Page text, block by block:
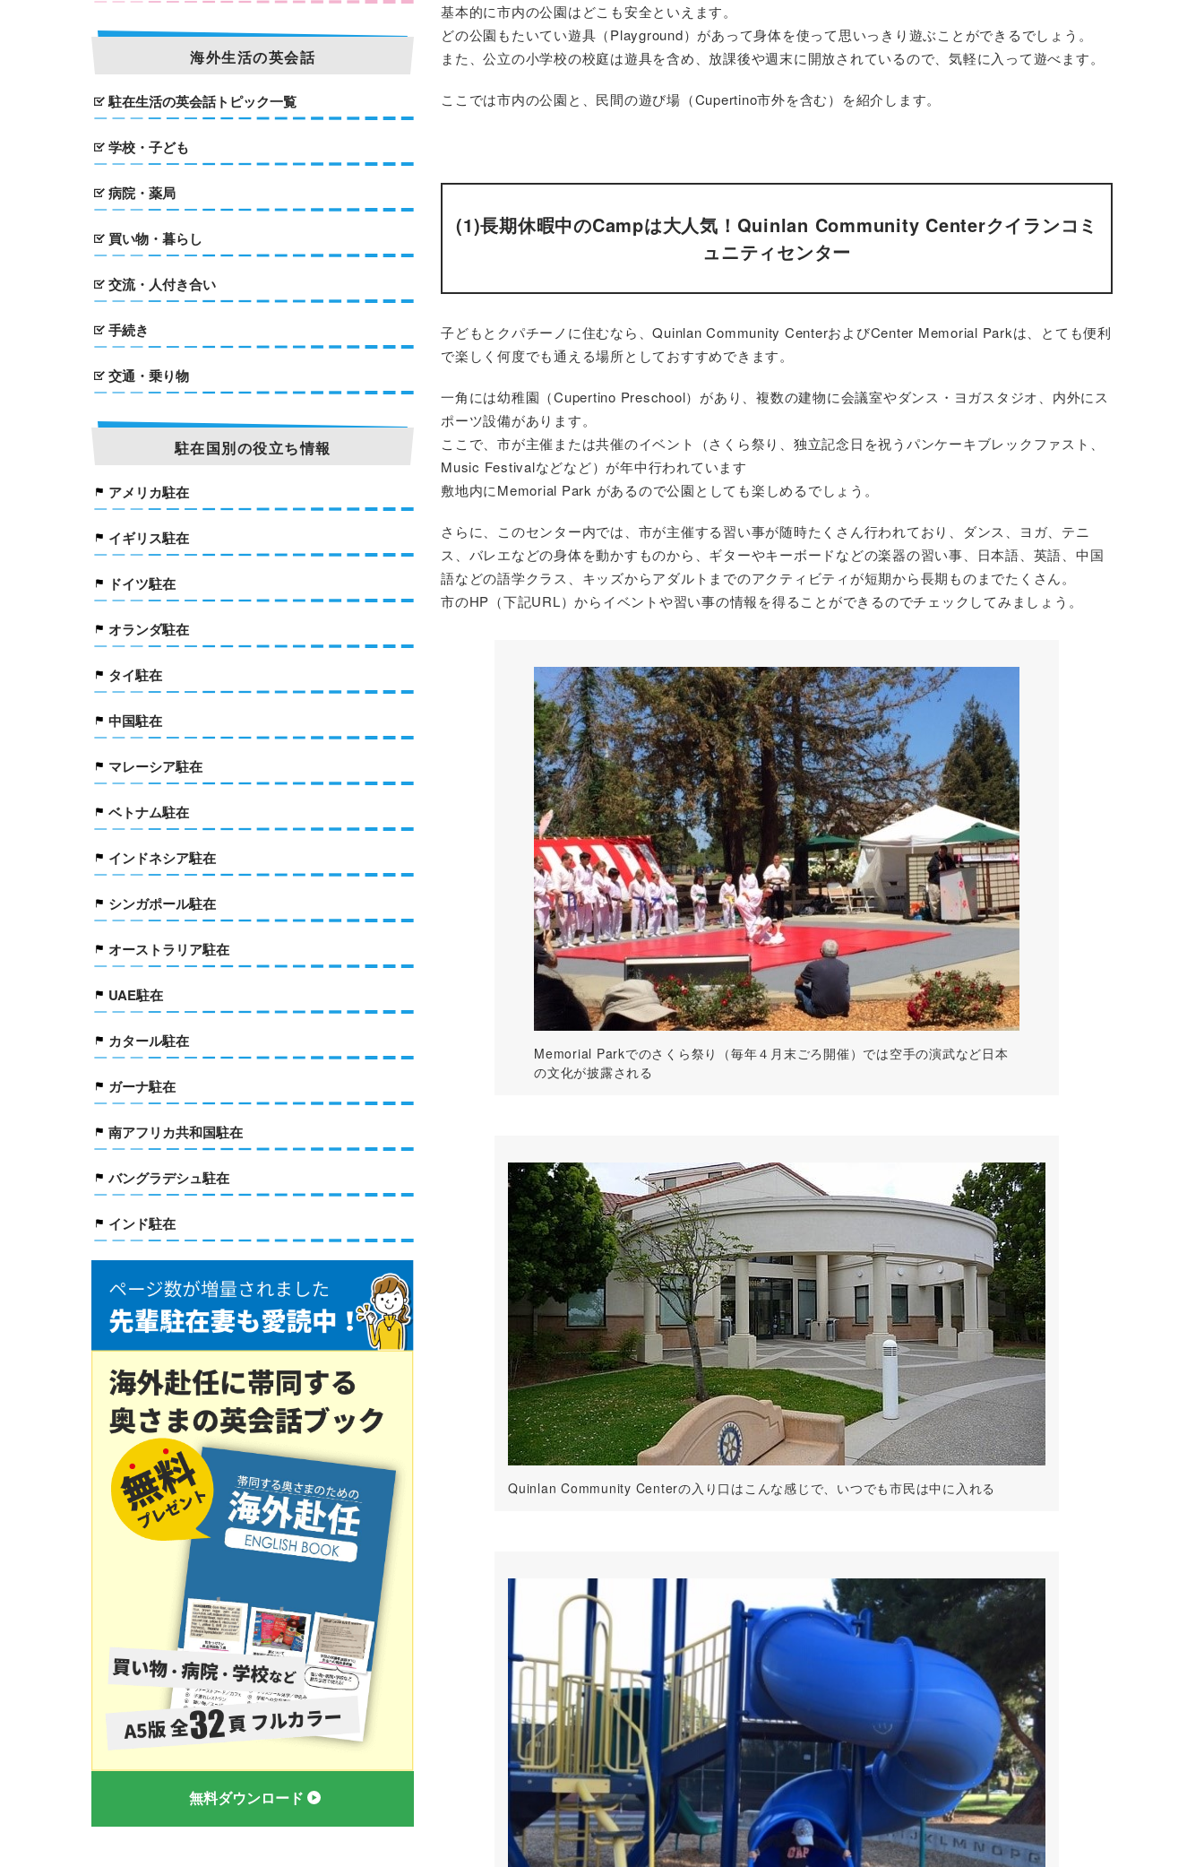
基本的に市内の公園はどこも安全といえます。
どの公園もたいてい遊具（Playground）があって身体を使って思いっきり遊ぶことができるでしょう。
また、公立の小学校の校庭は遊具を含め、放課後や週末に開放されているので、気軽に入って遊べます。
ここでは市内の公園と、民間の遊び場（Cupertino市外を含む）を紹介します。
(1)長期休暇中のCampは大人気！Quinlan Community Centerクイランコミ
ュニティセンター
子どもとクパチーノに住むなら、Quinlan Community CenterおよびCenter Memorial Parkは、とても便利
で楽しく何度でも通える場所としておすすめできます。
一角には幼稚園（Cupertino Preschool）があり、複数の建物に会議室やダンス・ヨガスタジオ、内外にス
ポーツ設備があります。
ここで、市が主催または共催のイベント（さくら祭り、独立記念日を祝うパンケーキブレックファスト、
Music Festivalなどなど）が年中行われています
敷地内にMemorial Park があるので公園としても楽しめるでしょう。
さらに、このセンター内では、市が主催する習い事が随時たくさん行われており、ダンス、ヨガ、テニ
ス、バレエなどの身体を動かすものから、ギターやキーボードなどの楽器の習い事、日本語、英語、中国
語などの語学クラス、キッズからアダルトまでのアクティビティが短期から長期ものまでたくさん。
市のHP（下記URL）からイベントや習い事の情報を得ることができるのでチェックしてみましょう。
Memorial Parkでのさくら祭り（毎年４月末ごろ開催）では空手の演武など日本
の文化が披露される
Quinlan Community Centerの入り口はこんな感じで、いつでも市民は中に入れる
海外生活の英会話
駐在生活の英会話トピック一覧
学校・子ども
病院・薬局
買い物・暮らし
交流・人付き合い
手続き
交通・乗り物
駐在国別の役立ち情報
アメリカ駐在
イギリス駐在
ドイツ駐在
オランダ駐在
タイ駐在
中国駐在
マレーシア駐在
ベトナム駐在
インドネシア駐在
シンガポール駐在
オーストラリア駐在
UAE駐在
カタール駐在
ガーナ駐在
南アフリカ共和国駐在
バングラデシュ駐在
インド駐在
無料ダウンロード